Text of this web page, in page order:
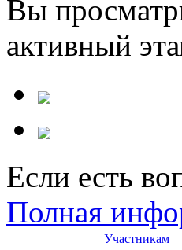
Вы
активный
Если есть
Полная
Участникам